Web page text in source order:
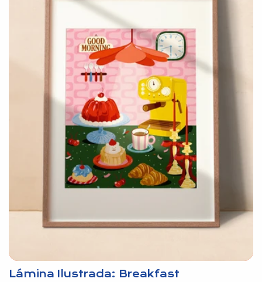
Lámina Ilustrada: Breakfast